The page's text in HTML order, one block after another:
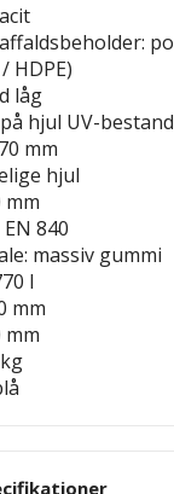
HDPE)
låg
hjul UV-
mm
hjul
mm
840
massiv gummi
l
mm
mm